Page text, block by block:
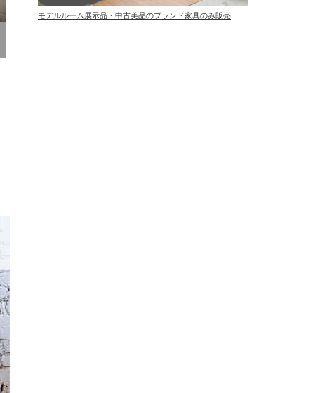
モデルルーム展示品・中古美品のブランド家具のみ販売